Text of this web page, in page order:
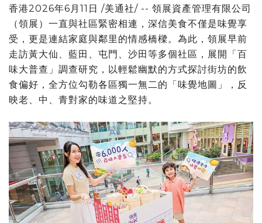
香港2026年6月11日 /美通社/ -- 領展資產管理有限公司
（領展）一直與社區緊密相連，深信美食不僅是味覺享
受，更是連結家庭與鄰里的情感橋樑。為此，領展早前
走訪黃大仙、藍田、屯門、沙田等多個社區，展開「百
味大普查」調查研究，以輕鬆幽默的方式探討街坊的飲
食偏好，全方位勾勒各區獨一無二的「味覺地圖」，反
映老、中、青對家的味道之堅持。